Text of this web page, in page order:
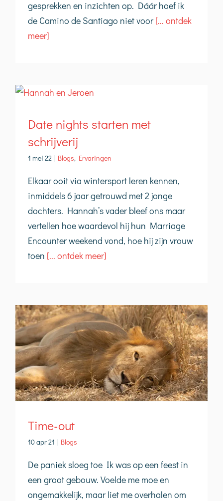
gesprekken en inzichten op. Dáár hoef ik
de Camino de Santiago niet voor[... ontdek
meer]
Date nights starten met
schrijverij
1 mei 22 | Blogs, Ervaringen
Elkaar ooit via wintersport leren kennen,
inmiddels 6 jaar getrouwd met 2 jonge
dochters. Hannah’s vader bleef ons maar
vertellen hoe waardevol hij hun Marriage
Encounter weekend vond, hoe hij zijn vrouw
toen [... ontdek meer]
Time-out
10 apr 21 | Blogs
De paniek sloeg toe Ik was op een feest in
een groot gebouw. Voelde me moe en
ongemakkelijk, maar liet me overhalen om